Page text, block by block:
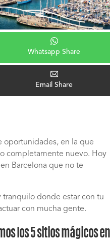
Whatsapp Share
Email Share
oportunidades, en la que
completamente nuevo. Hoy
Barcelona que no te
donde estar con tu
con mucha gente.
los 5 sitios mágicos en